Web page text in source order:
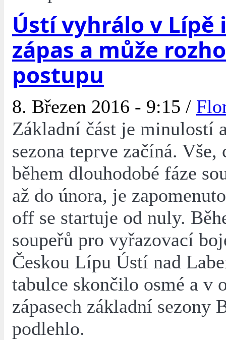
Ústí vyhrálo v Lípě
zápas a může
postupu
8. Březen 2016 - 9:15 /
Základní část je minulostí
sezona teprve začíná. Vše,
během dlouhodobé fáze
až do února, je
off se startuje od nuly.
soupeřů pro vyřazovací
Českou Lípu Ústí nad
tabulce skončilo osmé a v
zápasech základní sezony
podlehlo.